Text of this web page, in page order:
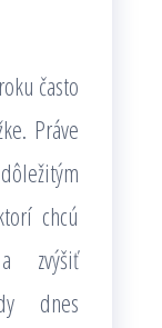
často
Práve
chcú
zvýšiť
dnes